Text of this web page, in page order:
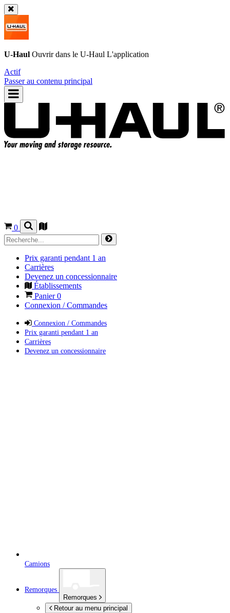
U-Haul Ouvrir dans le U-Haul L'application
Actif
Passer au contenu principal
0
Prix garanti pendant 1 an
Carrières
Devenez un concessionnaire
Établissements
Panier0
Connexion / Commandes
Connexion / Commandes
Prix garanti pendant 1 an
Carrières
Devenez un concessionnaire
Camions
Remorques
Remorques
Retour au menu principal